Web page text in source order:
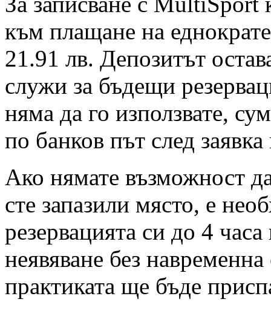
към плащане на
21.91 лв. Депозитът
служи за бъдещи
няма да го използвате,
по банков път след
Ако нямате възможност
сте запазили място, е
резервацията си до 4
неявяване без
практиката ще бъде